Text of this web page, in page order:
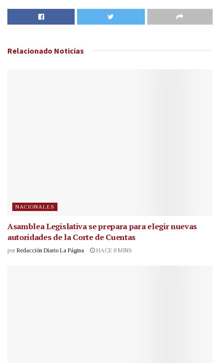
Relacionado Noticias
NACIONALES
Asamblea Legislativa se prepara para elegir nuevas
autoridades de la Corte de Cuentas
por Redacción Diario La Página HACE 8 MINS